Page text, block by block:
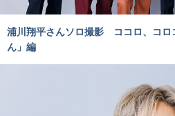
浦川翔平さんソロ撮影 ココロ、コロ
ん」編